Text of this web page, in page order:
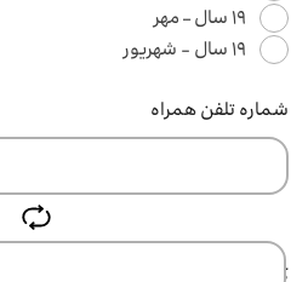
۱۹ سال – مهر
۱۹ سال - شهریور
شماره تلفن همراه